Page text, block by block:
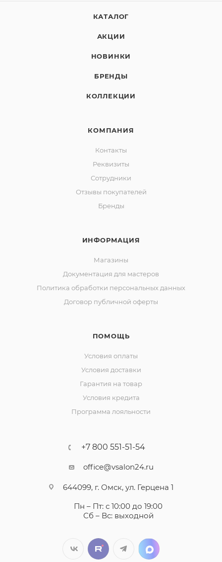
КАТАЛОГ
АКЦИИ
НОВИНКИ
БРЕНДЫ
КОЛЛЕКЦИИ
КОМПАНИЯ
Контакты
Реквизиты
Сотрудники
Отзывы покупателей
Бренды
ИНФОРМАЦИЯ
Магазины
Документация для мастеров
Политика обработки персональных данных
Договор публичной оферты
ПОМОЩЬ
Условия оплаты
Условия доставки
Гарантия на товар
Условия кредита
Программа лояльности
+7 800 551-51-54
office@vsalon24.ru
644099, г. Омск, ул. Герцена 1
Пн – Пт: с 10:00 до 19:00
Сб – Вс: выходной